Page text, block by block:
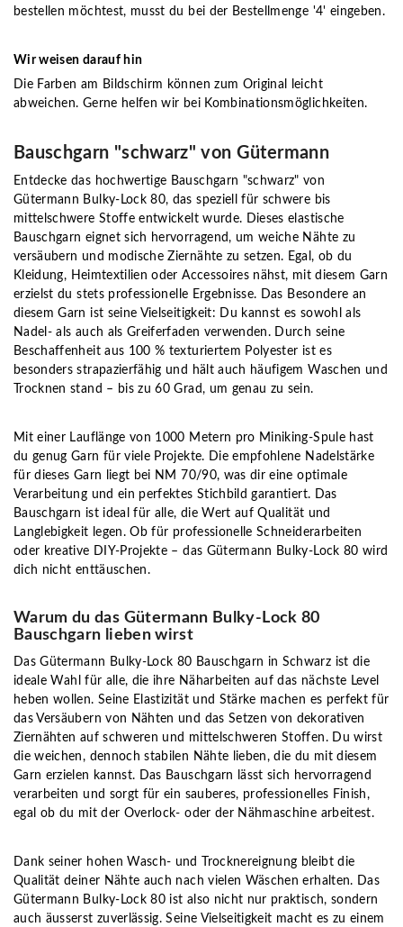
bestellen möchtest, musst du bei der Bestellmenge '4' eingeben.
Wir weisen darauf hin
Die Farben am Bildschirm können zum Original leicht
abweichen. Gerne helfen wir bei Kombinationsmöglichkeiten.
Bauschgarn "schwarz" von Gütermann
Entdecke das hochwertige Bauschgarn "schwarz" von
Gütermann Bulky-Lock 80, das speziell für schwere bis
mittelschwere Stoffe entwickelt wurde. Dieses elastische
Bauschgarn eignet sich hervorragend, um weiche Nähte zu
versäubern und modische Ziernähte zu setzen. Egal, ob du
Kleidung, Heimtextilien oder Accessoires nähst, mit diesem Garn
erzielst du stets professionelle Ergebnisse. Das Besondere an
diesem Garn ist seine Vielseitigkeit: Du kannst es sowohl als
Nadel- als auch als Greiferfaden verwenden. Durch seine
Beschaffenheit aus 100 % texturiertem Polyester ist es
besonders strapazierfähig und hält auch häufigem Waschen und
Trocknen stand – bis zu 60 Grad, um genau zu sein.
Mit einer Lauflänge von 1000 Metern pro Miniking-Spule hast
du genug Garn für viele Projekte. Die empfohlene Nadelstärke
für dieses Garn liegt bei NM 70/90, was dir eine optimale
Verarbeitung und ein perfektes Stichbild garantiert. Das
Bauschgarn ist ideal für alle, die Wert auf Qualität und
Langlebigkeit legen. Ob für professionelle Schneiderarbeiten
oder kreative DIY-Projekte – das Gütermann Bulky-Lock 80 wird
dich nicht enttäuschen.
Warum du das Gütermann Bulky-Lock 80
Bauschgarn lieben wirst
Das Gütermann Bulky-Lock 80 Bauschgarn in Schwarz ist die
ideale Wahl für alle, die ihre Näharbeiten auf das nächste Level
heben wollen. Seine Elastizität und Stärke machen es perfekt für
das Versäubern von Nähten und das Setzen von dekorativen
Ziernähten auf schweren und mittelschweren Stoffen. Du wirst
die weichen, dennoch stabilen Nähte lieben, die du mit diesem
Garn erzielen kannst. Das Bauschgarn lässt sich hervorragend
verarbeiten und sorgt für ein sauberes, professionelles Finish,
egal ob du mit der Overlock- oder der Nähmaschine arbeitest.
Dank seiner hohen Wasch- und Trocknereignung bleibt die
Qualität deiner Nähte auch nach vielen Wäschen erhalten. Das
Gütermann Bulky-Lock 80 ist also nicht nur praktisch, sondern
auch äusserst zuverlässig. Seine Vielseitigkeit macht es zu einem